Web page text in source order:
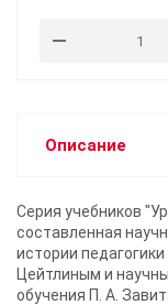
практические
Описание
Серия учебников
составленная
истории
Цейтлиным и
обучения П. А.